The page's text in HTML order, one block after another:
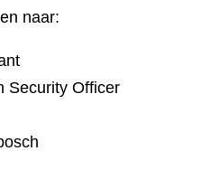
naar:
Security Officer